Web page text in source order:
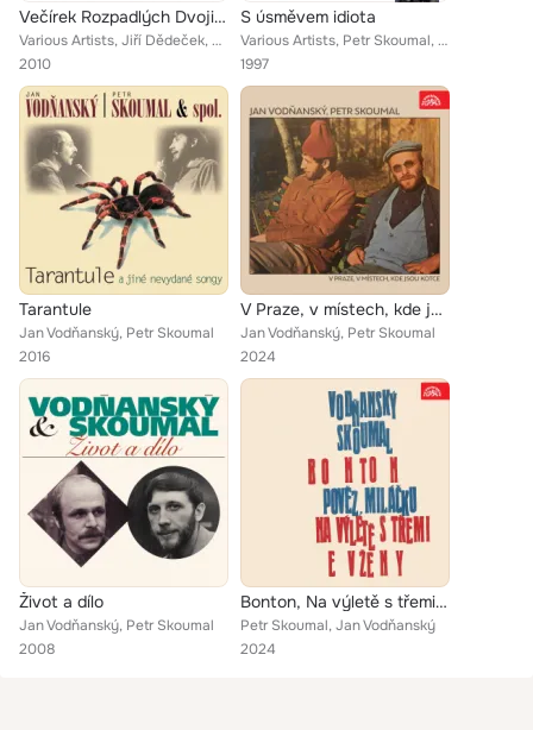
Večírek Rozpadlých Dvojic (Vodňanský, Skoumal, Burian, Dědeček)
Various Artists, Jiří Dědeček, Jan Burian, Jiří Dědeček, Petr Skoumal, Jan Vodňanský, Jan Burian, Karel Babuljak, Jan Vodňanský,...
2010
S úsměvem idiota
Various Artists, Petr Skoumal, Jan Vodňanský, Miloslav Štibich, Táňa Fischerová
1997
Tarantule
Jan Vodňanský, Petr Skoumal
2016
V Praze, v místech, kde jsou Kotce
Jan Vodňanský, Petr Skoumal
2024
Život a dílo
Jan Vodňanský, Petr Skoumal
2008
Bonton, Na výletě s třemi Evženy, Pověz, miláčku
Petr Skoumal, Jan Vodňanský
2024